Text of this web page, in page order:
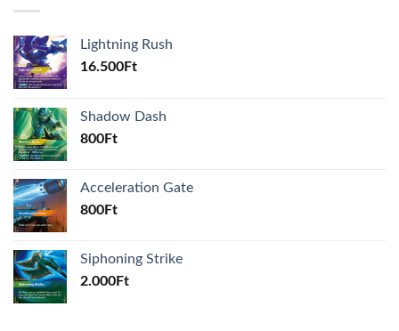
Lightning Rush
16.500Ft
Shadow Dash
800Ft
Acceleration Gate
800Ft
Siphoning Strike
2.000Ft